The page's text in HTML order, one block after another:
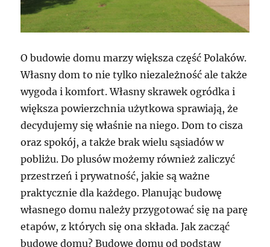
O budowie domu marzy większa część Polaków.
Własny dom to nie tylko niezależność ale także
wygoda i komfort. Własny skrawek ogródka i
większa powierzchnia użytkowa sprawiają, że
decydujemy się właśnie na niego. Dom to cisza
oraz spokój, a także brak wielu sąsiadów w
pobliżu. Do plusów możemy również zaliczyć
przestrzeń i prywatność, jakie są ważne
praktycznie dla każdego. Planując budowę
własnego domu należy przygotować się na parę
etapów, z których się ona składa. Jak zacząć
budowę domu? Budowę domu od podstaw